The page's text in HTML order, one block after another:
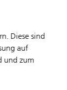
Diese sind
auf
und zum